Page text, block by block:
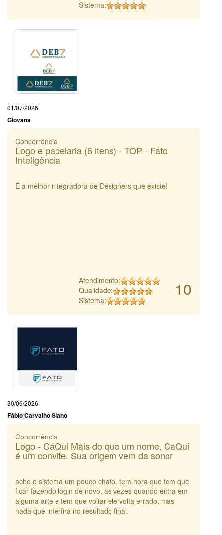
Sistema:
01/07/2026
Giovana
Concorrência
Logo e papelaria (6 itens) - TOP - Fato
Inteligência
É a melhor integradora de Designers que existe!
10
Atendimento:
Qualidade:
Sistema:
30/06/2026
Fábio Carvalho Siano
Concorrência
Logo - CaQui Mais do que um nome, CaQui
é um convite. Sua origem vem da sonor
acho o sistema um pouco chato. tem hora que tem que
ficar fazendo login de novo, as vezes quando entra em
alguma arte e tem que voltar ele volta errado. mas
nada que interfira no resultado final.